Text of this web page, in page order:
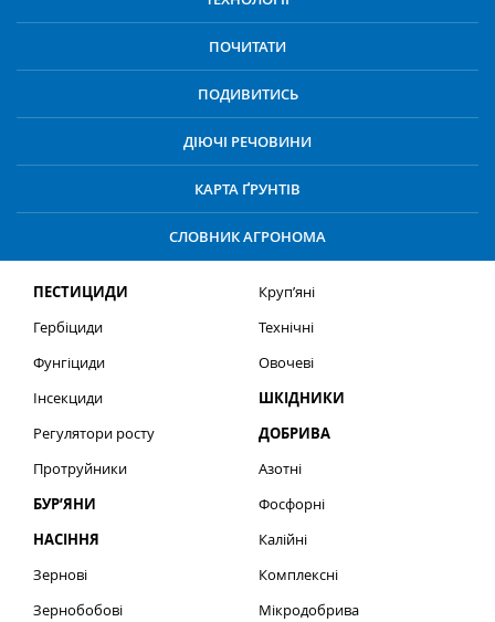
ПОЧИТАТИ
ПОДИВИТИСЬ
ДІЮЧІ РЕЧОВИНИ
КАРТА ҐРУНТІВ
СЛОВНИК АГРОНОМА
ПЕСТИЦИДИ
Гербіциди
Фунгіциди
Інсекциди
Регулятори росту
Протруйники
БУР’ЯНИ
НАСІННЯ
Зернові
Зернобобові
Круп’яні
Технічні
Овочеві
ШКІДНИКИ
ДОБРИВА
Азотні
Фосфорні
Калійні
Комплексні
Мікродобрива